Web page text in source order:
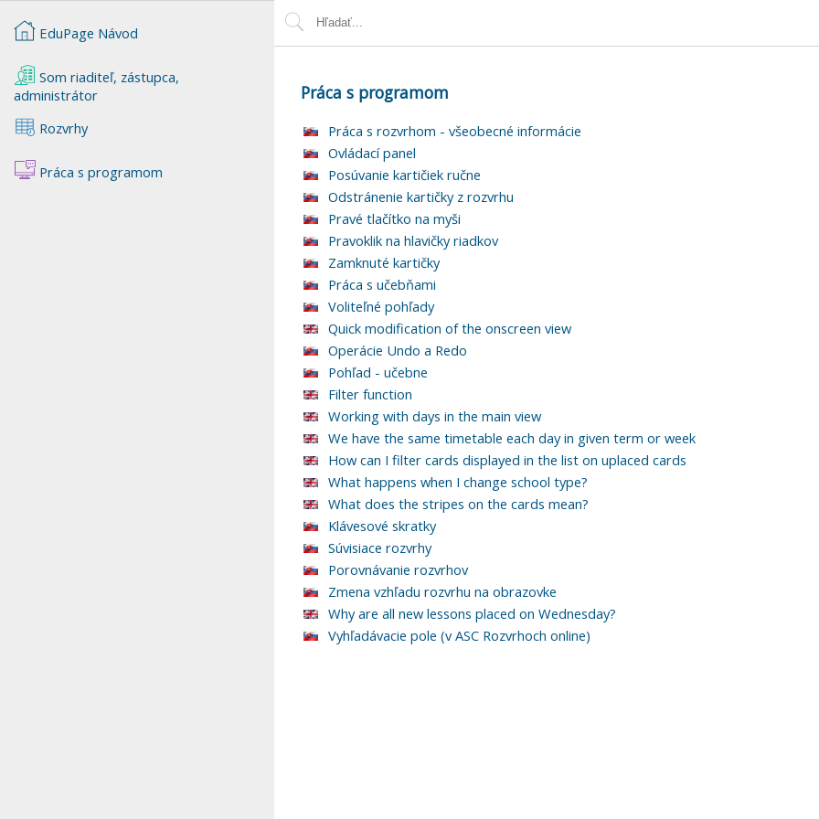
Práca s programom
Práca s rozvrhom - všeobecné informácie
Ovládací panel
Posúvanie kartičiek ručne
Odstránenie kartičky z rozvrhu
Pravé tlačítko na myši
Pravoklik na hlavičky riadkov
Zamknuté kartičky
Práca s učebňami
Voliteľné pohľady
Quick modification of the onscreen view
Operácie Undo a Redo
Pohľad - učebne
Filter function
Working with days in the main view
We have the same timetable each day in given term or week
How can I filter cards displayed in the list on uplaced cards
What happens when I change school type?
What does the stripes on the cards mean?
Klávesové skratky
Súvisiace rozvrhy
Porovnávanie rozvrhov
Zmena vzhľadu rozvrhu na obrazovke
Why are all new lessons placed on Wednesday?
Vyhľadávacie pole (v ASC Rozvrhoch online)
EduPage Návod
Som riaditeľ, zástupca,
administrátor
Rozvrhy
Práca s programom